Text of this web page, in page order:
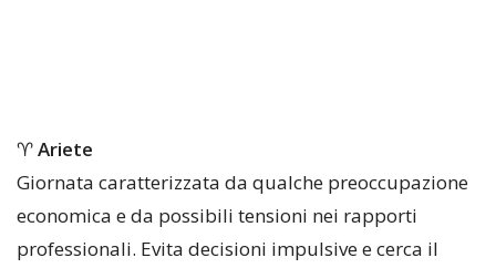
♈Ariete
Giornata caratterizzata da qualche preoccupazione
economica e da possibili tensioni nei rapporti
professionali. Evita decisioni impulsive e cerca il